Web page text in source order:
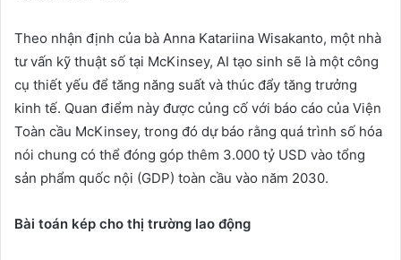
Theo nhận định của bà Anna Katariina Wisakanto, một nhà
tư vấn kỹ thuật số tại McKinsey, AI tạo sinh sẽ là một công
cụ thiết yếu để tăng năng suất và thúc đẩy tăng trưởng
kinh tế. Quan điểm này được củng cố với báo cáo của Viện
Toàn cầu McKinsey, trong đó dự báo rằng quá trình số hóa
nói chung có thể đóng góp thêm 3.000 tỷ USD vào tổng
sản phẩm quốc nội (GDP) toàn cầu vào năm 2030.
Bài toán kép cho thị trường lao động